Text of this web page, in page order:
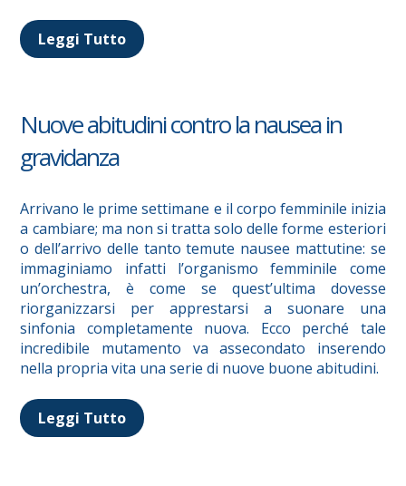
Leggi Tutto
Nuove abitudini contro la nausea in
gravidanza
Arrivano le prime settimane e il corpo femminile inizia
a cambiare; ma non si tratta solo delle forme esteriori
o dell’arrivo delle tanto temute nausee mattutine: se
immaginiamo infatti l’organismo femminile come
un’orchestra, è come se quest’ultima dovesse
riorganizzarsi per apprestarsi a suonare una
sinfonia completamente nuova. Ecco perché tale
incredibile mutamento va assecondato inserendo
nella propria vita una serie di nuove buone abitudini.
Leggi Tutto